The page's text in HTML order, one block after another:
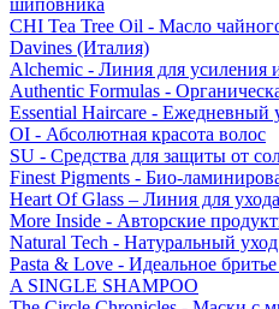
шиповника
CHI Tea Tree Oil - Масло
Davines (Италия)
Alchemic - Линия для усиления
Authentic Formulas -
Essential Haircare - Eжедневный
OI - Абсолютная красота волос
SU - Средства для защиты от
Finest Pigments - Био-
Heart Of Glass – Линия для
More Inside - Авторские
Natural Tech - Натуральный уход
Pasta & Love - Идеальное
A SINGLE SHAMPOO